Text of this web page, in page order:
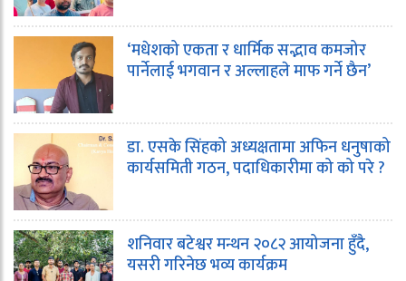
‘मधेशको एकता र धार्मिक सद्भाव कमजोर
पार्नेलाई भगवान र अल्लाहले माफ गर्ने छैन’
डा. एसके सिंहको अध्यक्षतामा अफिन धनुषाको
कार्यसमिती गठन, पदाधिकारीमा को को परे ?
शनिवार बटेश्वर मन्थन २०८२ आयोजना हुँदै,
यसरी गरिनेछ भव्य कार्यक्रम